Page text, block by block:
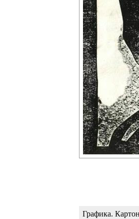
Графика.